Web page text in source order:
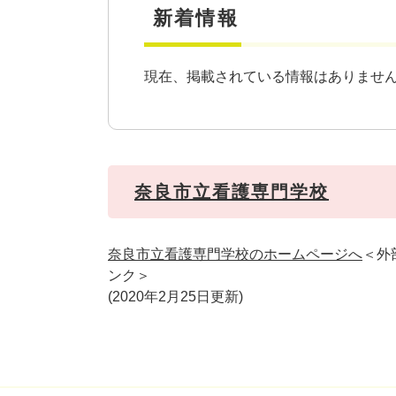
新着情報
現在、掲載されている情報はありません
奈良市立看護専門学校
奈良市立看護専門学校のホームページへ ＜外
ンク＞
2020年2月25日更新